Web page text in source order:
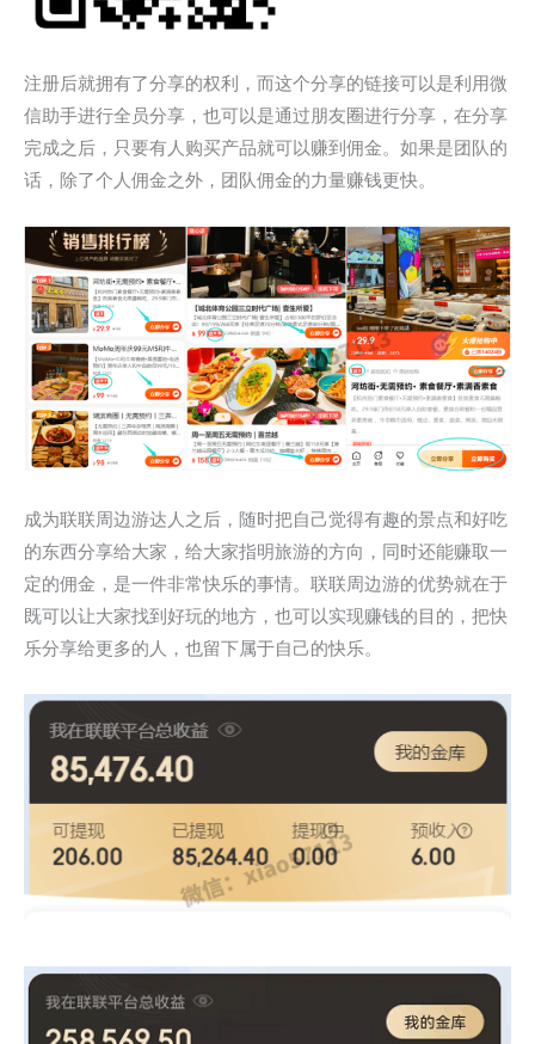
注册后就拥有了分享的权利，而这个分享的链接可以是利用微
信助手进行全员分享，也可以是通过朋友圈进行分享，在分享
完成之后，只要有人购买产品就可以赚到佣金。如果是团队的
话，除了个人佣金之外，团队佣金的力量赚钱更快。
成为联联周边游达人之后，随时把自己觉得有趣的景点和好吃
的东西分享给大家，给大家指明旅游的方向，同时还能赚取一
定的佣金，是一件非常快乐的事情。联联周边游的优势就在于
既可以让大家找到好玩的地方，也可以实现赚钱的目的，把快
乐分享给更多的人，也留下属于自己的快乐。